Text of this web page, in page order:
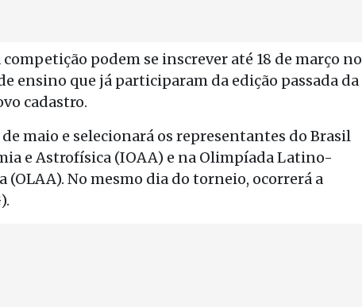
podem se inscrever até 18 de março no
ensino que já participaram da edição passada da
cadastro.
maio e selecionará os representantes do Brasil
e Astrofísica (IOAA) e na Olimpíada Latino-
No mesmo dia do torneio, ocorrerá a